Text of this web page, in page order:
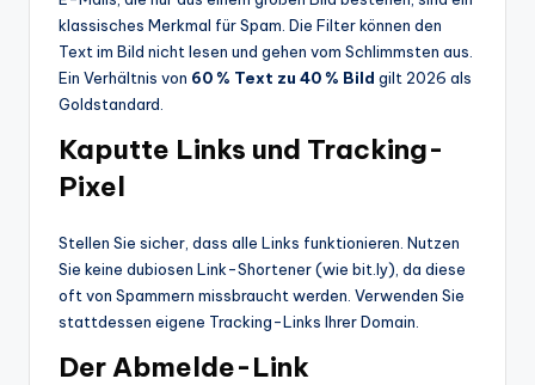
klassisches Merkmal für Spam. Die Filter können den
Text im Bild nicht lesen und gehen vom Schlimmsten aus.
Ein Verhältnis von 60 % Text zu 40 % Bild gilt 2026 als
Goldstandard.
Kaputte Links und Tracking-
Pixel
Stellen Sie sicher, dass alle Links funktionieren. Nutzen
Sie keine dubiosen Link-Shortener (wie bit.ly), da diese
oft von Spammern missbraucht werden. Verwenden Sie
stattdessen eigene Tracking-Links Ihrer Domain.
Der Abmelde-Link